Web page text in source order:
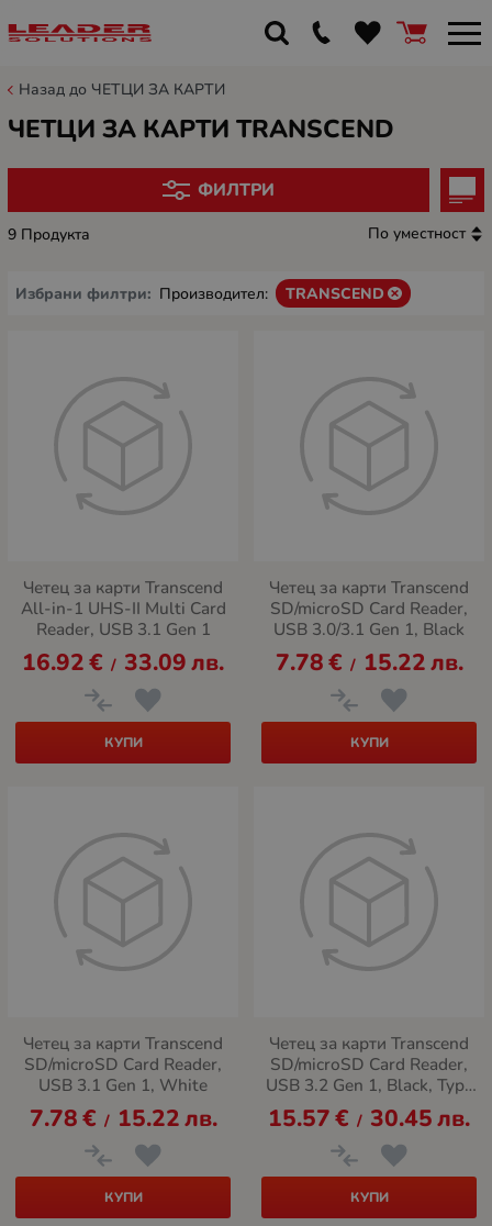
Назад до ЧЕТЦИ ЗА КАРТИ
ЧЕТЦИ ЗА КАРТИ TRANSCEND
ФИЛТРИ
9 Продукта По уместност
Избрани филтри: Производител: TRANSCEND
Четец за карти Transcend
All-in-1 UHS-II Multi Card
Reader, USB 3.1 Gen 1
16.92€ / 33.09лв.
КУПИ
Четец за карти Transcend
SD/microSD Card Reader,
USB 3.0/3.1 Gen 1, Black
7.78€ / 15.22лв.
КУПИ
Четец за карти Transcend
SD/microSD Card Reader,
USB 3.1 Gen 1, White
7.78€ / 15.22лв.
КУПИ
Четец за карти Transcend
SD/microSD Card Reader,
USB 3.2 Gen 1, Black, Type
C
15.57€ / 30.45лв.
КУПИ